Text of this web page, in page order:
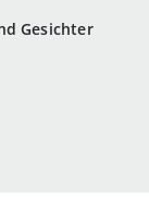
Gesichter